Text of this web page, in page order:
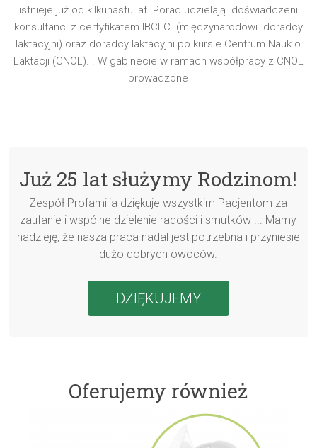
istnieje już od kilkunastu lat. Porad udzielają doświadczeni
konsultanci z certyfikatem IBCLC (międzynarodowi doradcy
laktacyjni) oraz doradcy laktacyjni po kursie Centrum Nauk o
Laktacji (CNOL). . W gabinecie w ramach współpracy z CNOL
prowadzone
Już 25 lat służymy Rodzinom!
Zespół Profamilia dziękuje wszystkim Pacjentom za
zaufanie i wspólne dzielenie radości i smutków ... Mamy
nadzieję, że nasza praca nadal jest potrzebna i przyniesie
dużo dobrych owoców.
DZIĘKUJEMY
Oferujemy również